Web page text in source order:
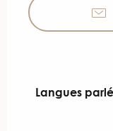
Langues
Langues